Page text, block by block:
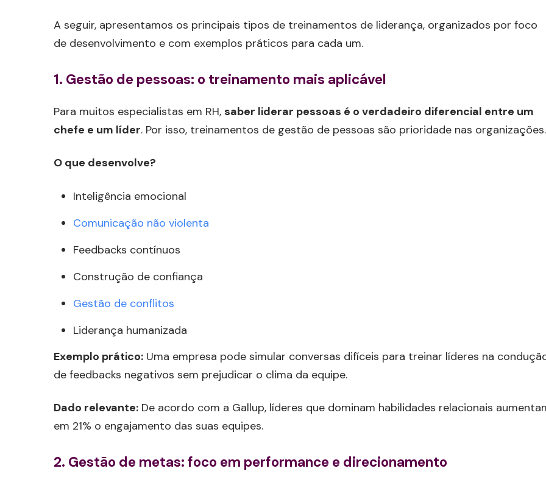
A seguir, apresentamos os principais tipos de treinamentos de liderança, organizados por foco
de desenvolvimento e com exemplos práticos para cada um.
1. Gestão de pessoas: o treinamento mais aplicável
Para muitos especialistas em RH, saber liderar pessoas é o verdadeiro diferencial entre um
chefe e um líder. Por isso, treinamentos de gestão de pessoas são prioridade nas organizações.
O que desenvolve?
Inteligência emocional
Comunicação não violenta
Feedbacks contínuos
Construção de confiança
Gestão de conflitos
Liderança humanizada
Exemplo prático: Uma empresa pode simular conversas difíceis para treinar líderes na
de feedbacks negativos sem prejudicar o clima da equipe.
Dado relevante: De acordo com a Gallup, líderes que dominam habilidades relacionais
em 21% o engajamento das suas equipes.
2. Gestão de metas: foco em performance e direcionamento